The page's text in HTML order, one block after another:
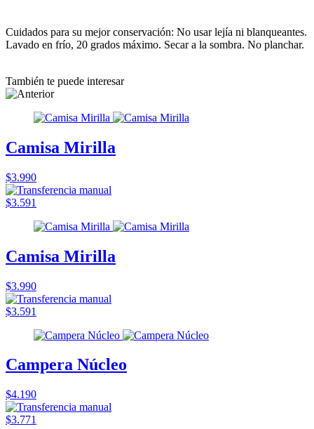
Cuidados para su mejor conservación: No usar lejía ni blanqueantes.
Lavado en frío, 20 grados máximo. Secar a la sombra. No planchar.
También te puede interesar
Camisa Mirilla
$3.990
$3.591
Camisa Mirilla
$3.990
$3.591
Campera Núcleo
$4.190
$3.771